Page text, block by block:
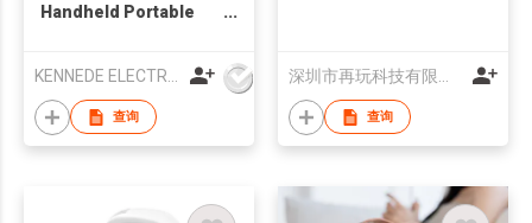
Handheld Portable
查询 查询